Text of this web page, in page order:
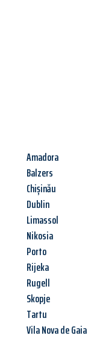
Amadora
Balzers
Chișinău
Dublin
Limassol
Nikosia
Porto
Rijeka
Rugell
Skopje
Tartu
Vila Nova de Gaia